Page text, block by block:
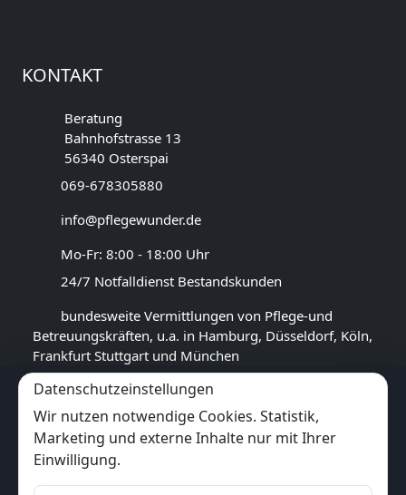
KONTAKT
Beratung
Bahnhofstrasse 13
56340 Osterspai
069-678305880
info@pflegewunder.de
Mo-Fr: 8:00 - 18:00 Uhr
24/7 Notfalldienst Bestandskunden
bundesweite Vermittlungen von Pflege-und
Betreuungskräften, u.a. in Hamburg, Düsseldorf, Köln,
Frankfurt Stuttgart und München
GOOGLE BEWERTUNG
★★★★★
( 17 Rezensionen)
Datenschutzeinstellungen
Wir nutzen notwendige Cookies. Statistik,
Marketing und externe Inhalte nur mit Ihrer
Einwilligung.